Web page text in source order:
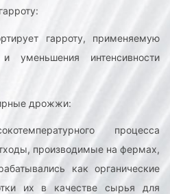
гарроту, применяемую
уменьшения интенсивности
дрожжи:
процесса
производимые на фермах,
как органические
их в качестве сырья для